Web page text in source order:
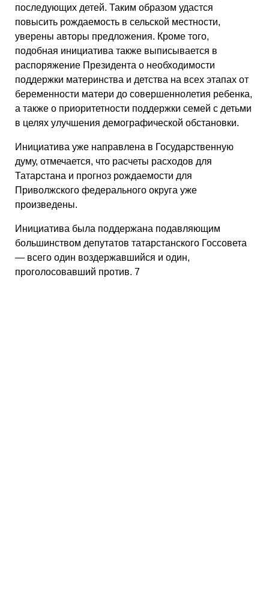
последующих детей. Таким образом удастся
повысить рождаемость в сельской местности,
уверены авторы предложения. Кроме того,
подобная инициатива также выписывается в
распоряжение Президента о необходимости
поддержки материнства и детства на всех этапах от
беременности матери до совершеннолетия ребенка,
а также о приоритетности поддержки семей с детьми
в целях улучшения демографической обстановки.
Инициатива уже направлена в Государственную
думу, отмечается, что расчеты расходов для
Татарстана и прогноз рождаемости для
Приволжского федерального округа уже
произведены.
Инициатива была поддержана подавляющим
большинством депутатов татарстанского Госсовета
— всего один воздержавшийся и один,
проголосовавший против. 7